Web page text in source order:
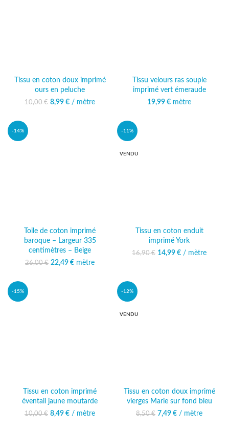
Tissu en coton doux imprimé
ours en peluche
10,00€ Le prix initial était :
8,99 € Le prix actuel
/ mètre
Tissu velours ras souple
imprimé vert émeraude
19,99 € mètre
-14%
Toile de coton imprimé
baroque – Largeur 335
centimètres – Beige
26,00€ Le prix initial était :
22,49 €
Le prix
mètre
-11%
VENDU
Tissu en coton enduit
imprimé York
16,90€
Le prix initial était :
14,99 €
Le prix
/ mètre
-15%
Tissu en coton imprimé
éventail jaune moutarde
10,00€ Le prix initial était :
8,49 € Le prix actuel
/ mètre
-12%
VENDU
Tissu en coton doux imprimé
vierges Marie sur fond bleu
8,50€
Le prix initial était :
7,49 € Le prix actuel
/ mètre